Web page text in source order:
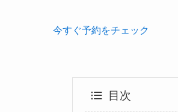
今すぐ予約をチェック
目次